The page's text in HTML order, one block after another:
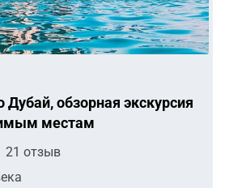
обзорная экскурсия
местам
21 отзыв